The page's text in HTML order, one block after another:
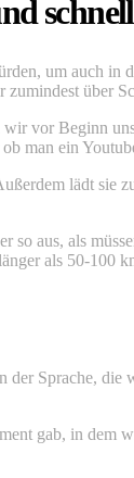
um auch
über
vor Beginn
man ein
lädt
aus, als
als 50-100
Sprache,
gab, in dem